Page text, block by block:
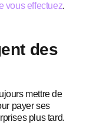
vous effectuez.
des
mettre de
payer ses
plus tard.